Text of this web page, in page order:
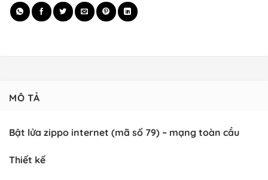
MÔ TẢ
Bật lửa zippo internet (mã số 79) – mạng toàn cầu
Thiết kế